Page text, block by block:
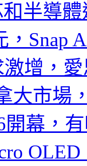
半導
，Snap
增，
大市場
開幕，